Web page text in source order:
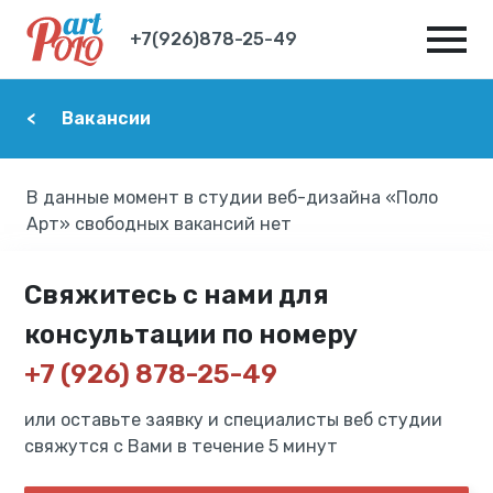
+7(926)878-25-49
Вакансии
В данные момент в студии веб-дизайна «Поло
Арт» свободных вакансий нет
Свяжитесь с нами для
консультации по номеру
+7 (926) 878-25-49
или оставьте заявку и специалисты веб студии
свяжутся с Вами в течение 5 минут